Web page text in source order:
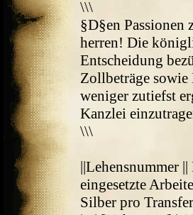
\\\
§D§en Passionen
herren! Die
Entscheidung
Zollbeträge sowie
weniger zutiefst
Kanzlei
\\\
||Lehensnummer
eingesetzte
Silber pro Transfer